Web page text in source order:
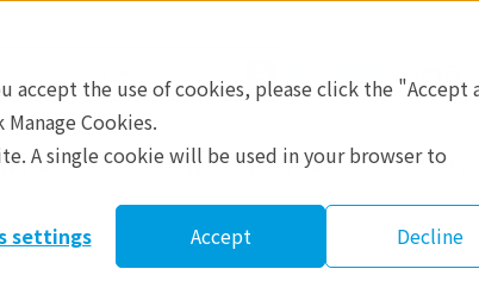
accept the use of cookies, please click the "Accept
Cookies.
A single cookie will be used in your browser to
settings
Accept Decline
日本語 専門家
料 修理・サポート リガ